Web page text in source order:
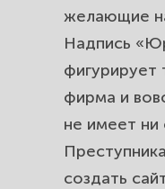
желающие
Надпись
фигурирует
фирма и
не имеет ни
создать